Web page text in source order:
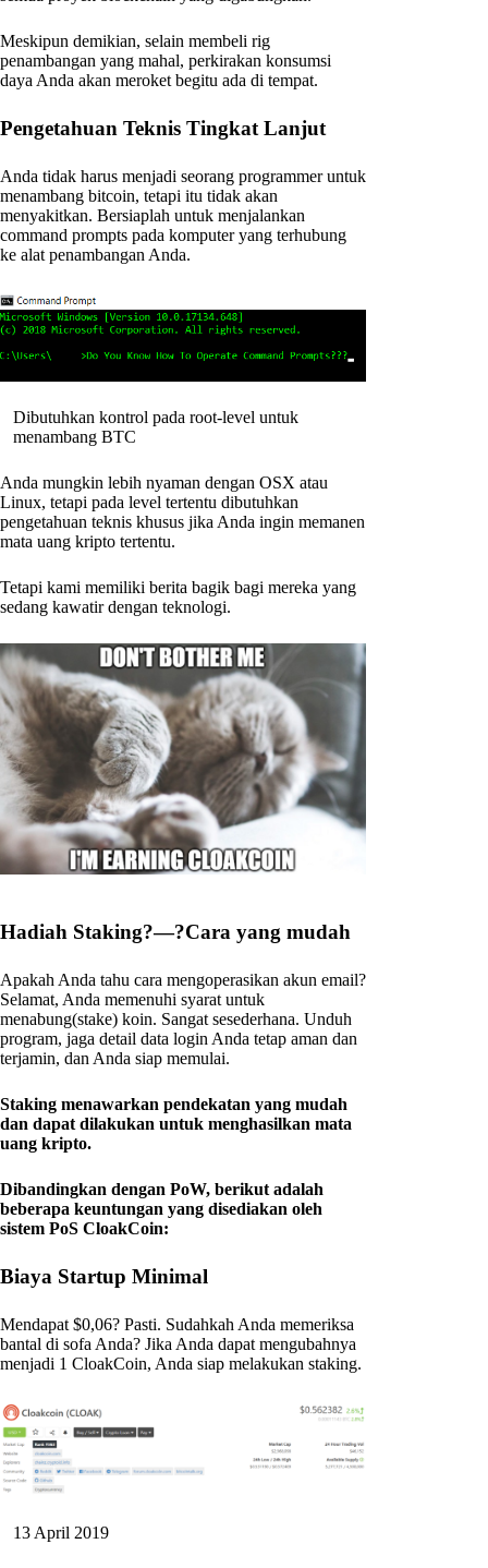
Meskipun demikian, selain membeli rig
penambangan yang mahal, perkirakan konsumsi
daya Anda akan meroket begitu ada di tempat.
Pengetahuan Teknis Tingkat Lanjut
Anda tidak harus menjadi seorang programmer untuk
menambang bitcoin, tetapi itu tidak akan
menyakitkan. Bersiaplah untuk menjalankan
command prompts pada komputer yang terhubung
ke alat penambangan Anda.
Dibutuhkan kontrol pada root-level untuk
menambang BTC
Anda mungkin lebih nyaman dengan OSX atau
Linux, tetapi pada level tertentu dibutuhkan
pengetahuan teknis khusus jika Anda ingin memanen
mata uang kripto tertentu.
Tetapi kami memiliki berita bagik bagi mereka yang
sedang kawatir dengan teknologi.
Hadiah Staking?—?Cara yang mudah
Apakah Anda tahu cara mengoperasikan akun email?
Selamat, Anda memenuhi syarat untuk
menabung(stake) koin. Sangat sesederhana. Unduh
program, jaga detail data login Anda tetap aman dan
terjamin, dan Anda siap memulai.
Staking menawarkan pendekatan yang mudah
dan dapat dilakukan untuk menghasilkan mata
uang kripto.
Dibandingkan dengan PoW, berikut adalah
beberapa keuntungan yang disediakan oleh
sistem PoS CloakCoin:
Biaya Startup Minimal
Mendapat $0,06? Pasti. Sudahkah Anda memeriksa
bantal di sofa Anda? Jika Anda dapat mengubahnya
menjadi 1 CloakCoin, Anda siap melakukan staking.
13 April 2019